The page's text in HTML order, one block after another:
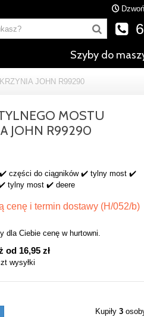
Szyby do
JOHN R99290
MOSTU
JOHN R99290
części do ciągników ✔️ tylny most ✔️
tylny most ✔️ deere
cenę i termin dostawy (H/052/b)
dla Ciebie cenę w hurtowni.
od 16,95 zł
wysyłki
Kupiły 3